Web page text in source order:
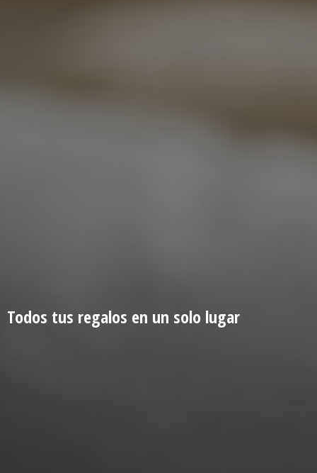
Todos tus regalos en un solo lugar